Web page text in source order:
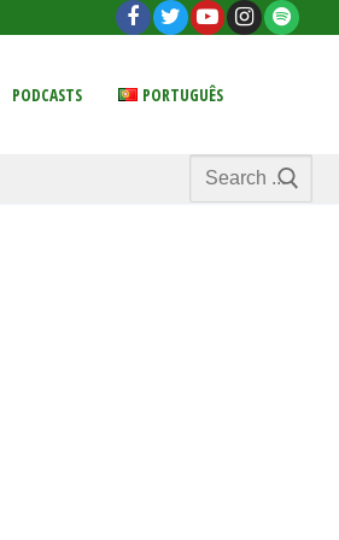
PODCASTS PORTUGUÊS
Search
for: